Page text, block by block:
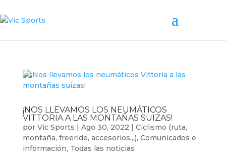
¡NOS LLEVAMOS LOS NEUMÁTICOS
VITTORIA A LAS MONTAÑAS SUIZAS!
por Vic Sports | Ago 30, 2022 | Ciclismo (ruta,
montaña, freeride, accesorios,,,), Comunicados e
información, Todas las noticias